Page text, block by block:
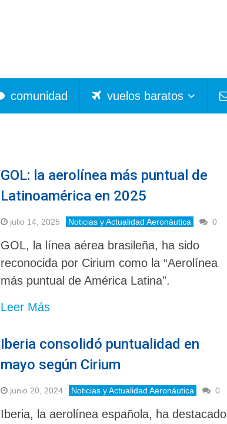
comunidad vuelos baratos
GOL: la aerolínea más puntual de
Latinoamérica en 2025
julio 14, 2025 Noticias y Actualidad Aeronáutica 0
GOL, la línea aérea brasileña, ha sido
reconocida por Cirium como la “Aerolínea
más puntual de América Latina”.
Leer Más
Iberia consolidó puntualidad en
mayo según Cirium
junio 20, 2024 Noticias y Actualidad Aeronáutica 0
Iberia, la aerolínea española, ha destacado